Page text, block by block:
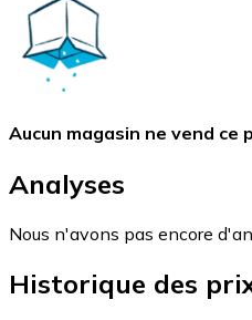
Aucun magasin ne vend ce
Analyses
Nous n'avons pas encore
Historique des